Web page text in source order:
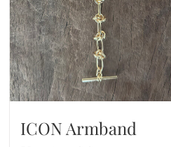
ICON Armband